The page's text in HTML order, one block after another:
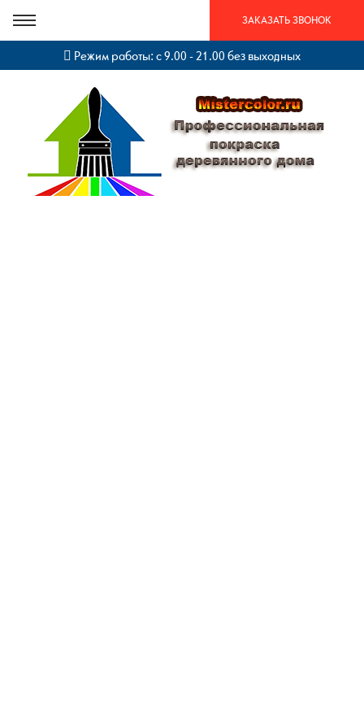
ЗАКАЗАТЬ ЗВОНОК
Режим работы: с 9.00 - 21.00 без выходных